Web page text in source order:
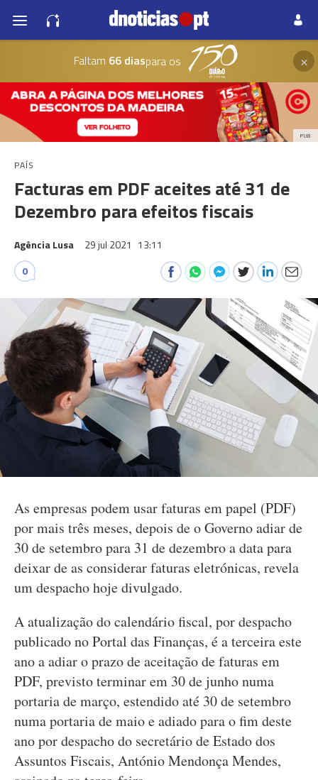
Faltam 66 diaspara os ×
PUB
PAÍS
Facturas em PDF aceites até 31 de
Dezembro para efeitos fiscais
Agência Lusa 29 jul 2021 13:11
0
As empresas podem usar faturas em papel (PDF)
por mais três meses, depois de o Governo adiar de
30 de setembro para 31 de dezembro a data para
deixar de as considerar faturas eletrónicas, revela
um despacho hoje divulgado.
A atualização do calendário fiscal, por despacho
publicado no Portal das Finanças, é a terceira este
ano a adiar o prazo de aceitação de faturas em
PDF, previsto terminar em 30 de junho numa
portaria de março, estendido até 30 de setembro
numa portaria de maio e adiado para o fim deste
ano por despacho do secretário de Estado dos
Assuntos Fiscais, António Mendonça Mendes,